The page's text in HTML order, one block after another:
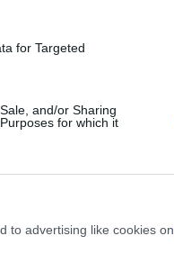
for Targeted
and/or Sharing
for which it
to advertising like cookies on
le
con un
è solo una
e l’importanza
diventato